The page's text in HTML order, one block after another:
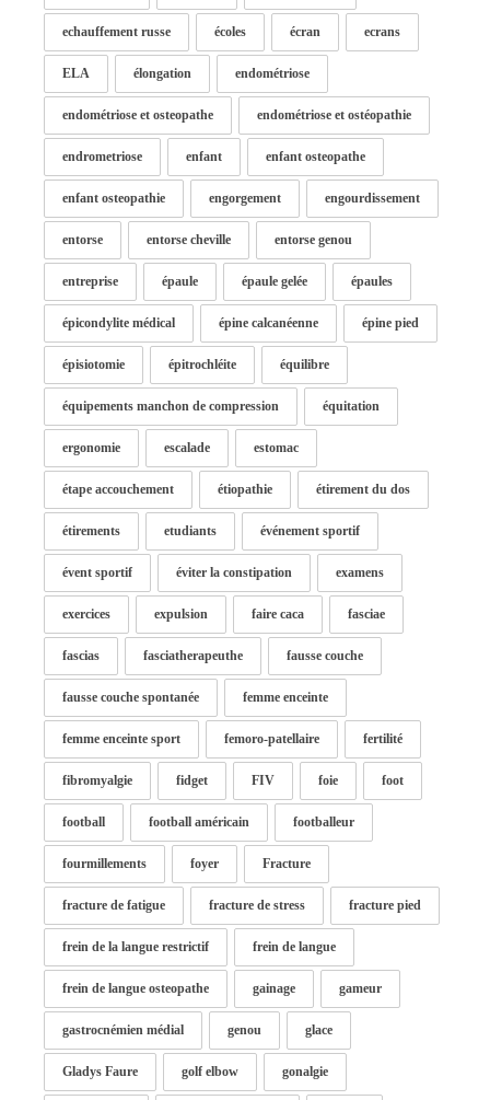
echauffement russe écoles écran ecrans
ELA élongation endométriose
endométriose et osteopathe endométriose et ostéopathie
endrometriose enfant enfant osteopathe
enfant osteopathie engorgement engourdissement
entorse entorse cheville entorse genou
entreprise épaule épaule gelée épaules
épicondylite médical épine calcanéenne épine pied
épisiotomie épitrochléite équilibre
équipements manchon de compression équitation
ergonomie escalade estomac
étape accouchement étiopathie étirement du dos
étirements etudiants événement sportif
évent sportif éviter la constipation examens
exercices expulsion faire caca fasciae
fascias fasciatherapeuthe fausse couche
fausse couche spontanée femme enceinte
femme enceinte sport femoro-patellaire fertilité
fibromyalgie fidget FIV foie foot
football football américain footballeur
fourmillements foyer Fracture
fracture de fatigue fracture de stress fracture pied
frein de la langue restrictif frein de langue
frein de langue osteopathe gainage gameur
gastrocnémien médial genou glace
Gladys Faure golf elbow gonalgie